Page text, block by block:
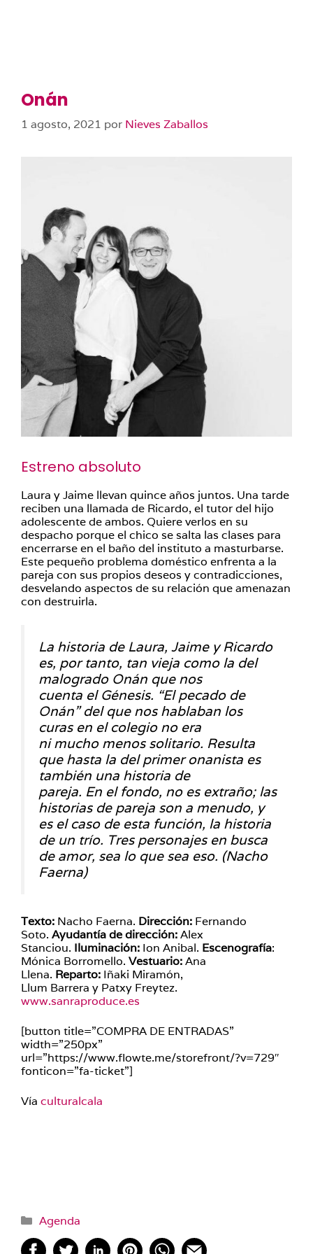
Onán
1 agosto, 2021 por Nieves Zaballos
Estreno absoluto
Laura y Jaime llevan quince años juntos. Una tarde
reciben una llamada de Ricardo, el tutor del hijo
adolescente de ambos. Quiere verlos en su
despacho porque el chico se salta las clases para
encerrarse en el baño del instituto a masturbarse.
Este pequeño problema doméstico enfrenta a la
pareja con sus propios deseos y contradicciones,
desvelando aspectos de su relación que amenazan
con destruirla.
La historia de Laura, Jaime y Ricardo
es, por tanto, tan vieja como la del
malogrado Onán que nos
cuenta el Génesis. “El pecado de
Onán” del que nos hablaban los
curas en el colegio no era
ni mucho menos solitario. Resulta
que hasta la del primer onanista es
también una historia de
pareja. En el fondo, no es extraño; las
historias de pareja son a menudo, y
es el caso de esta función, la historia
de un trío. Tres personajes en busca
de amor, sea lo que sea eso. (Nacho
Faerna)
Texto: Nacho Faerna. Dirección: Fernando
Soto. Ayudantía de dirección:Alex
Stanciou. Iluminación: Ion Anibal. Escenografía:
Mónica Borromello. Vestuario:Ana
Llena. Reparto: Iñaki Miramón,
Llum Barrera y Patxy Freytez.
www.sanraproduce.es
[button title=”COMPRA DE ENTRADAS”
width=”250px”
url=”https://www.flowte.me/storefront/?v=729″
fonticon=”fa-ticket”]
Vía culturalcala
Categorías
Agenda